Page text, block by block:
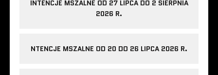
INTENCJE MSZALNE OD 27 LIPCA DO 2 SIERPNIA
2026 R.
NTENCJE MSZALNE OD 20 DO 26 LIPCA 2026 R.